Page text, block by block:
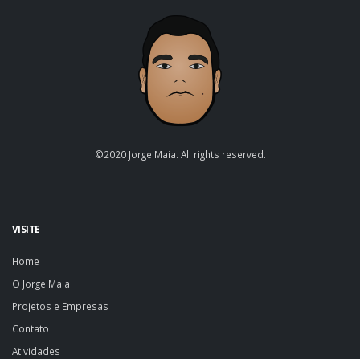
©2020 Jorge Maia. All rights reserved.
VISITE
Home
O Jorge Maia
Projetos e Empresas
Contato
Atividades